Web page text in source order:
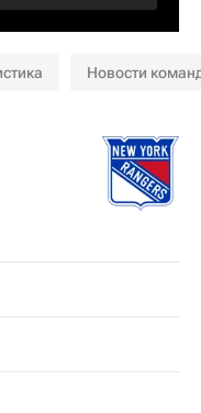
Новости